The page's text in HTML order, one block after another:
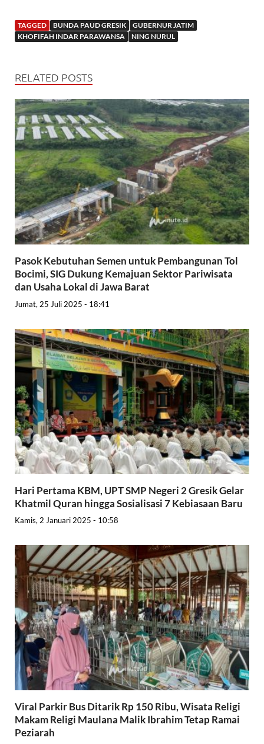
TAGGED BUNDA PAUD GRESIK
GUBERNUR JATIM
KHOFIFAH INDAR PARAWANSA
NING NURUL
RELATED POSTS
Pasok Kebutuhan Semen untuk Pembangunan Tol
Bocimi, SIG Dukung Kemajuan Sektor Pariwisata
dan Usaha Lokal di Jawa Barat
Jumat, 25 Juli 2025 - 18:41
Hari Pertama KBM, UPT SMP Negeri 2 Gresik Gelar
Khatmil Quran hingga Sosialisasi 7 Kebiasaan Baru
Kamis, 2 Januari 2025 - 10:58
Viral Parkir Bus Ditarik Rp 150 Ribu, Wisata Religi
Makam Religi Maulana Malik Ibrahim Tetap Ramai
Peziarah